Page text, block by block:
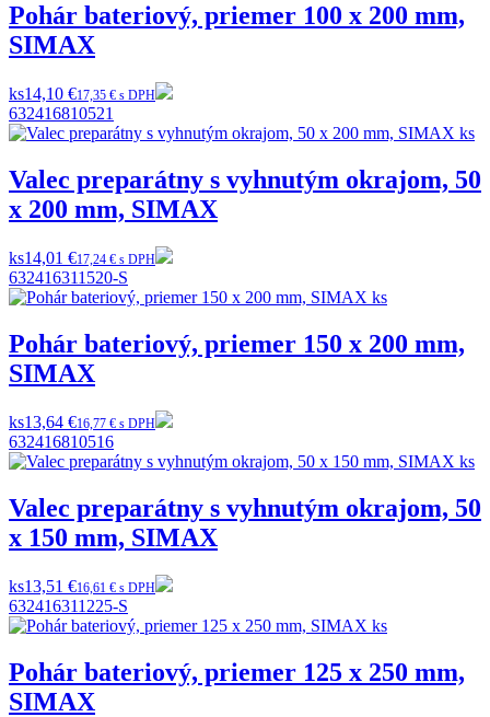
Pohár bateriový, priemer 100 x 200 mm,
SIMAX
ks14,10 €17,35 € s DPH
632416810521
Valec preparátny s vyhnutým okrajom, 50
x 200 mm, SIMAX
ks14,01 €17,24 € s DPH
632416311520-S
Pohár bateriový, priemer 150 x 200 mm,
SIMAX
ks13,64 €16,77 € s DPH
632416810516
Valec preparátny s vyhnutým okrajom, 50
x 150 mm, SIMAX
ks13,51 €16,61 € s DPH
632416311225-S
Pohár bateriový, priemer 125 x 250 mm,
SIMAX